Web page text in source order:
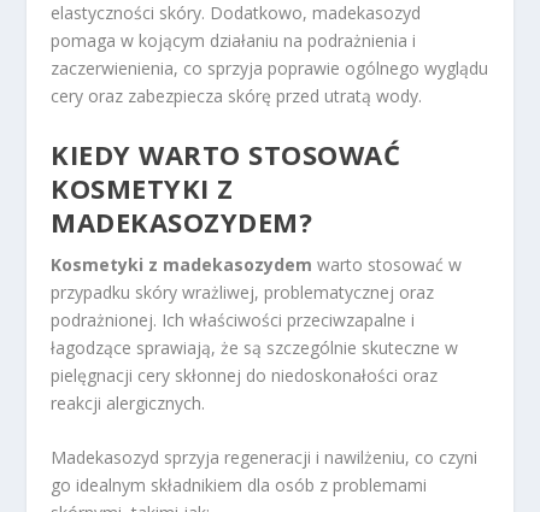
elastyczności skóry. Dodatkowo, madekasozyd
pomaga w kojącym działaniu na podrażnienia i
zaczerwienienia, co sprzyja poprawie ogólnego wyglądu
cery oraz zabezpiecza skórę przed utratą wody.
KIEDY WARTO STOSOWAĆ
KOSMETYKI Z
MADEKASOZYDEM?
Kosmetyki z madekasozydem warto stosować w
przypadku skóry wrażliwej, problematycznej oraz
podrażnionej. Ich właściwości przeciwzapalne i
łagodzące sprawiają, że są szczególnie skuteczne w
pielęgnacji cery skłonnej do niedoskonałości oraz
reakcji alergicznych.
Madekasozyd sprzyja regeneracji i nawilżeniu, co czyni
go idealnym składnikiem dla osób z problemami